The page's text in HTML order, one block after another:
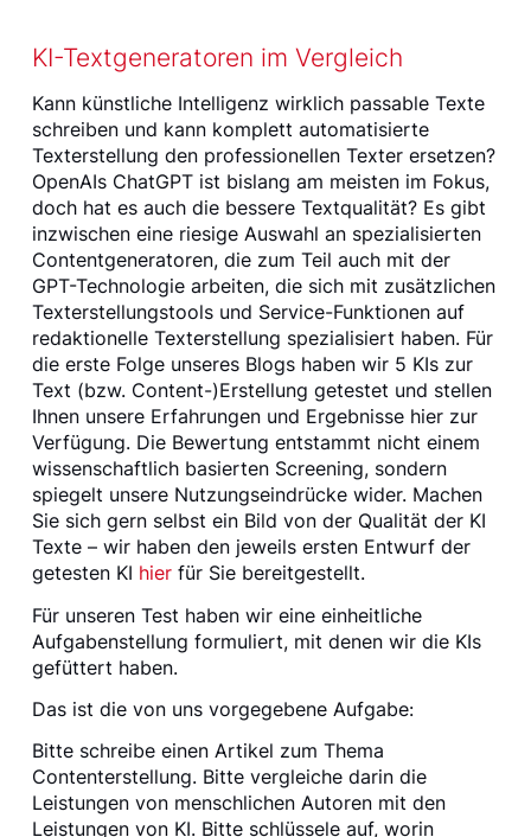
KI-Textgeneratoren im Vergleich
Kann künstliche Intelligenz wirklich passable Texte
schreiben und kann komplett automatisierte
Texterstellung den professionellen Texter ersetzen?
OpenAIs ChatGPT ist bislang am meisten im Fokus,
doch hat es auch die bessere Textqualität? Es gibt
inzwischen eine riesige Auswahl an spezialisierten
Contentgeneratoren, die zum Teil auch mit der
GPT-Technologie arbeiten, die sich mit zusätzlichen
Texterstellungstools und Service-Funktionen auf
redaktionelle Texterstellung spezialisiert haben. Für
die erste Folge unseres Blogs haben wir 5 KIs zur
Text (bzw. Content-)Erstellung getestet und stellen
Ihnen unsere Erfahrungen und Ergebnisse hier zur
Verfügung. Die Bewertung entstammt nicht einem
wissenschaftlich basierten Screening, sondern
spiegelt unsere Nutzungseindrücke wider. Machen
Sie sich gern selbst ein Bild von der Qualität der KI
Texte – wir haben den jeweils ersten Entwurf der
getesten KI hierfür Sie bereitgestellt.
Für unseren Test haben wir eine einheitliche
Aufgabenstellung formuliert, mit denen wir die KIs
gefüttert haben.
Das ist die von uns vorgegebene Aufgabe:
Bitte schreibe einen Artikel zum Thema
Contenterstellung. Bitte vergleiche darin die
Leistungen von menschlichen Autoren mit den
Leistungen von KI. Bitte schlüssele auf, worin